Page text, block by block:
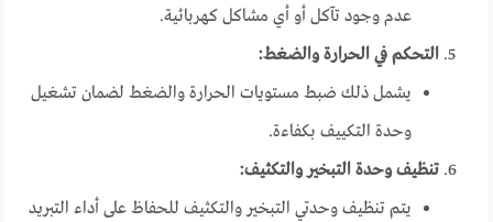
عدم وجود تآكل أو أي مشاكل كهربائية.
التحكم في الحرارة والضغط:
يشمل ذلك ضبط مستويات الحرارة والضغط لضمان تشغيل
وحدة التكييف بكفاءة.
تنظيف وحدة التبخير والتكثيف:
يتم تنظيف وحدتي التبخير والتكثيف للحفاظ على أداء التبريد